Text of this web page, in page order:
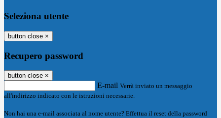
Seleziona utente
button close ×
Recupero password
button close ×
E-mail Verrà inviato un messaggio
all'indirizzo indicato con le istruzioni necessarie.
Non hai una e-mail associata al nome utente? Effettua il reset della password